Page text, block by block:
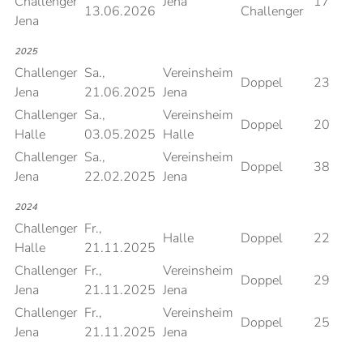
Jena
13.06.2026
Challenger
2025
Challenger
Jena
Sa.,
21.06.2025
Vereinsheim
Jena
Doppel
23
Challenger
Halle
Sa.,
03.05.2025
Vereinsheim
Halle
Doppel
20
Challenger
Jena
Sa.,
22.02.2025
Vereinsheim
Jena
Doppel 38
2024
Challenger
Halle
Fr.,
21.11.2025
Halle Doppel
22
Challenger
Jena
Fr.,
21.11.2025
Vereinsheim
Jena
Doppel
29
Challenger
Jena
Fr.,
21.11.2025
Vereinsheim
Jena
Doppel
25